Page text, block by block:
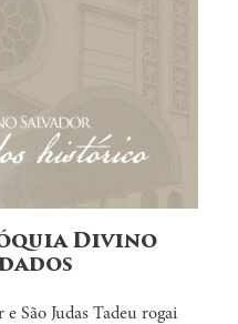
Divino
São Judas Tadeu rogai